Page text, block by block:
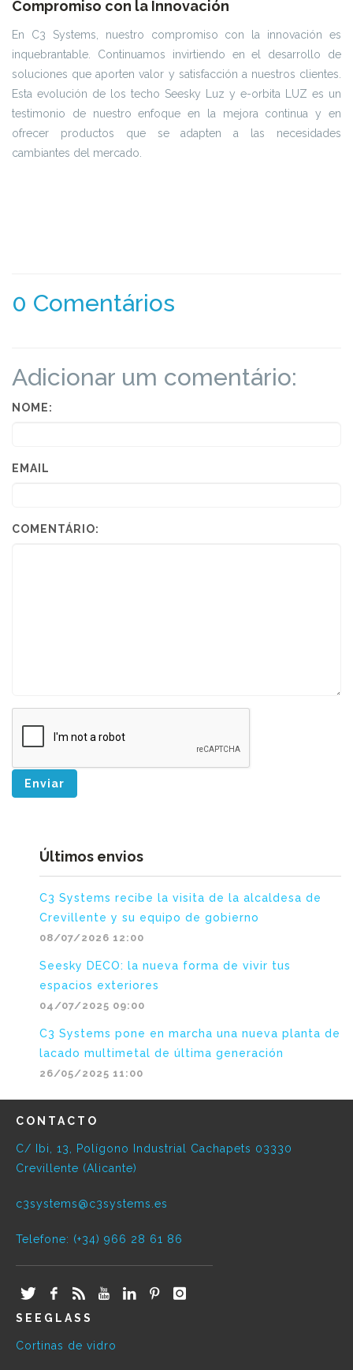
Compromiso con la Innovación
En C3 Systems, nuestro compromiso con la innovación es
inquebrantable. Continuamos invirtiendo en el desarrollo de
soluciones que aporten valor y satisfacción a nuestros clientes.
Esta evolución de los techo Seesky Luz y e-orbita LUZ es un
testimonio de nuestro enfoque en la mejora continua y en
ofrecer productos que se adapten a las necesidades
cambiantes del mercado.
0 Comentários
Adicionar um comentário:
NOME:
EMAIL
COMENTÁRIO:
Enviar
Últimos envios
C3 Systems recibe la visita de la alcaldesa de
Crevillente y su equipo de gobierno
08/07/2026 12:00
Seesky DECO: la nueva forma de vivir tus
espacios exteriores
04/07/2025 09:00
C3 Systems pone en marcha una nueva planta de
lacado multimetal de última generación
26/05/2025 11:00
CONTACTO
C/ Ibi, 13, Polígono Industrial Cachapets 03330
Crevillente (Alicante)
c3systems@c3systems.es
Telefone: (+34) 966 28 61 86
SEEGLASS
Cortinas de vidro